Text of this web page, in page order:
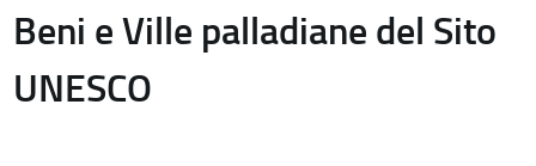
Beni e Ville palladiane del Sito
UNESCO